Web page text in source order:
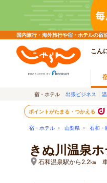
国内旅行・海外旅行や宿・ホテルの
こん
宿・ホテル 出張ビジネス
ポイントがたまる・つかえる
宿・ホテル > 山梨県 > 石和・
きぬ川温泉
石和温泉駅から2.2㎞